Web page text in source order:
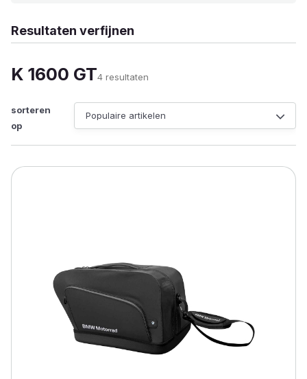
K 1600 GT4 resultaten
sorteren
op
Resultaten verfijnen